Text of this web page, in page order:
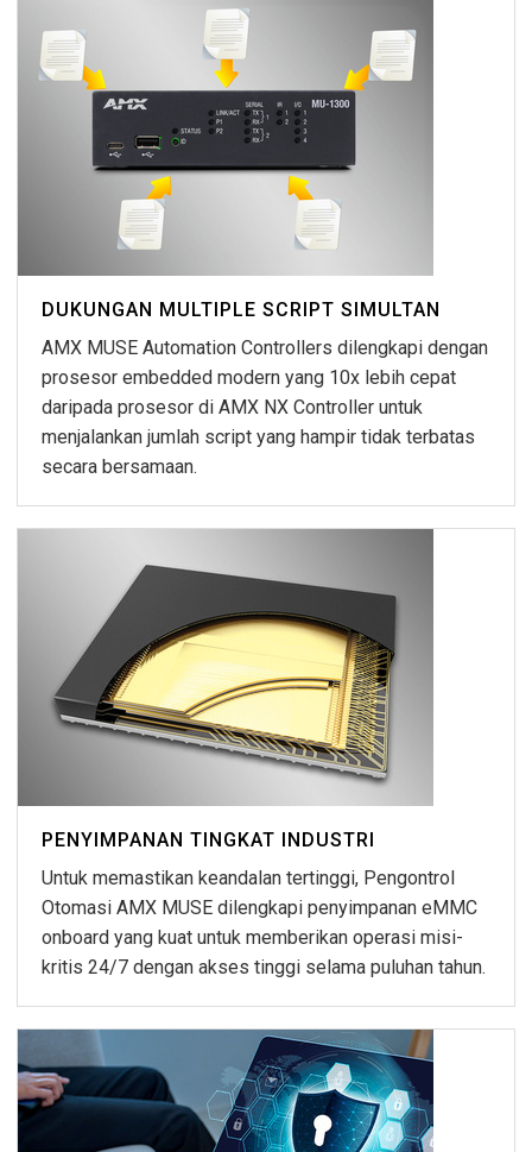
DUKUNGAN MULTIPLE SCRIPT SIMULTAN
AMX MUSE Automation Controllers dilengkapi dengan
prosesor embedded modern yang 10x lebih cepat
daripada prosesor di AMX NX Controller untuk
menjalankan jumlah script yang hampir tidak terbatas
secara bersamaan.
PENYIMPANAN TINGKAT INDUSTRI
Untuk memastikan keandalan tertinggi, Pengontrol
Otomasi AMX MUSE dilengkapi penyimpanan eMMC
onboard yang kuat untuk memberikan operasi misi-
kritis 24/7 dengan akses tinggi selama puluhan tahun.